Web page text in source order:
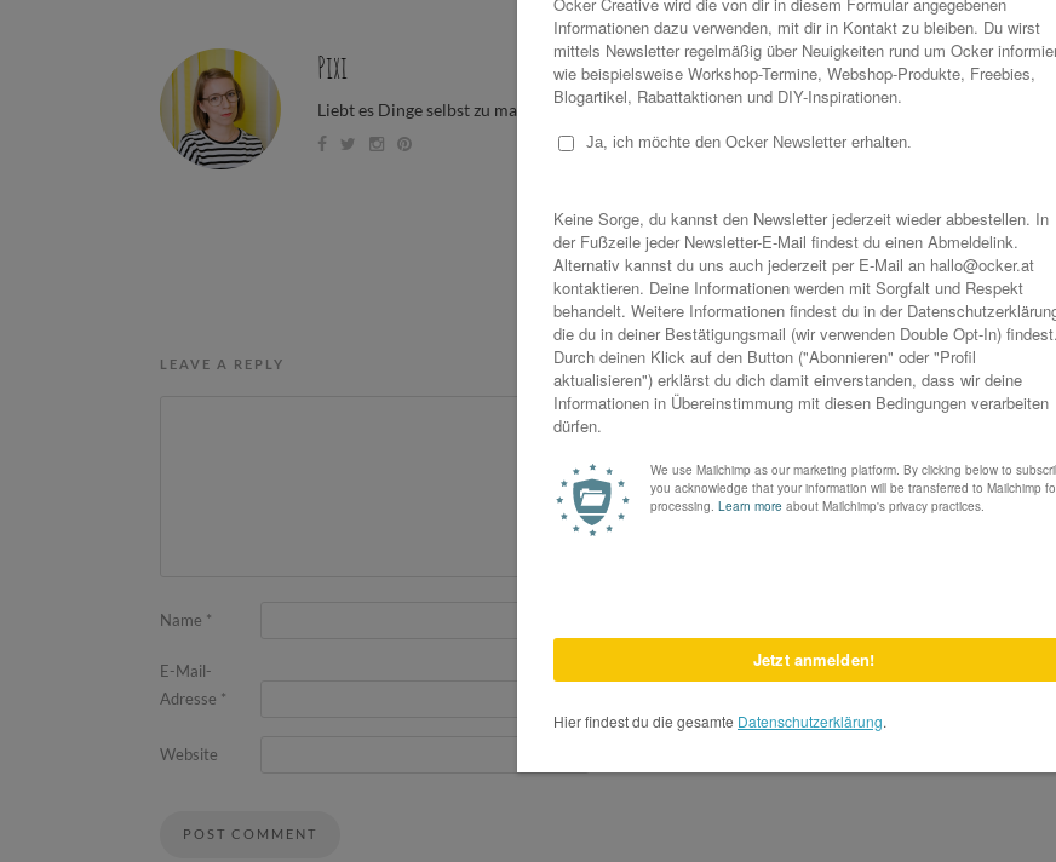
Pixi
Liebt es Dinge selbst zu machen, gutes Essen, schöne Architektur, Reisen und das bezaubernde Wien.
NO COMMENTS
LEAVE A REPLY
Name *
E-Mail-
Adresse *
Website